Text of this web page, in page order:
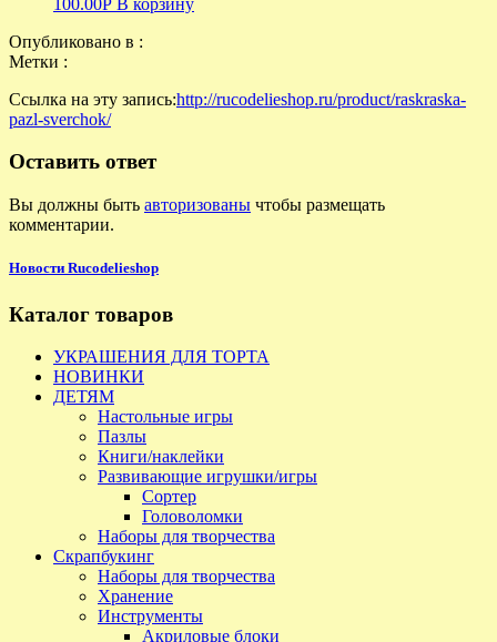
Опубликовано в :
Метки :
Ссылка на эту запись:http://rucodelieshop.ru/product/raskraska-
pazl-sverchok/
Оставить ответ
Вы должны быть авторизованы чтобы размещать
комментарии.
Новости Rucodelieshop
Каталог товаров
УКРАШЕНИЯ ДЛЯ ТОРТА
НОВИНКИ
ДЕТЯМ
Настольные игры
Пазлы
Книги/наклейки
Развивающие игрушки/игры
Сортер
Головоломки
Наборы для творчества
Скрапбукинг
Наборы для творчества
Хранение
Инструменты
Акриловые блоки